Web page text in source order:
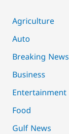
Agriculture
Auto
Breaking News
Business
Entertainment
Food
Gulf News